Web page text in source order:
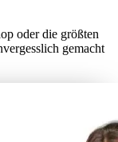
oder die größten
gemacht